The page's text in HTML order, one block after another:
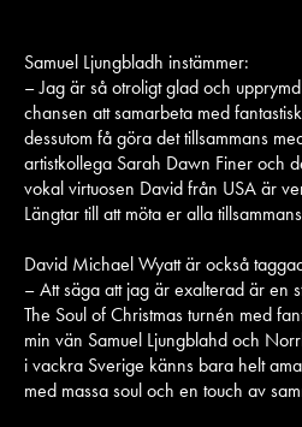
Samuel Ljungbladh instämmer:
– Jag är så otroligt glad och
chansen att samarbeta med
dessutom få göra det tillsammans
artistkollega Sarah Dawn Finer och
vokal virtuosen David från USA är
Längtar till att möta er alla
David Michael Wyatt är också
– Att säga att jag är exalterad är en
The Soul of Christmas turnén med
min vän Samuel Ljungblahd och
i vackra Sverige känns bara helt
med massa soul och en touch av